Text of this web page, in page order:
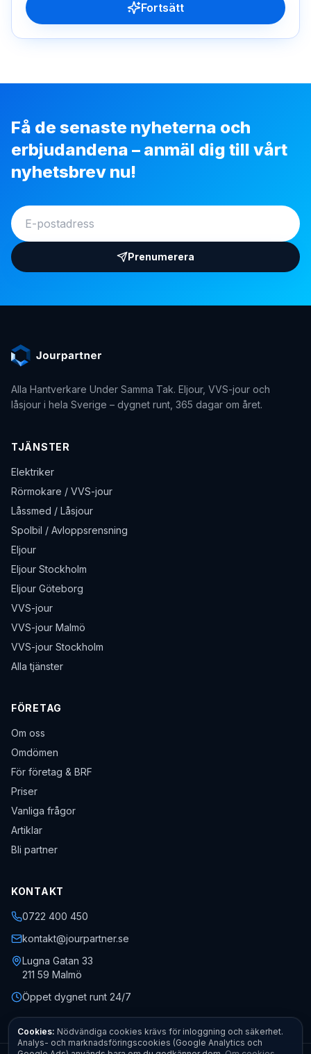
Fortsätt
Få de senaste nyheterna och
erbjudandena – anmäl dig till vårt
nyhetsbrev nu!
Prenumerera
Alla Hantverkare Under Samma Tak. Eljour, VVS-jour och
låsjour i hela Sverige – dygnet runt, 365 dagar om året.
TJÄNSTER
Elektriker
Rörmokare / VVS-jour
Låssmed / Låsjour
Spolbil / Avloppsrensning
Eljour
Eljour Stockholm
Eljour Göteborg
VVS-jour
VVS-jour Malmö
VVS-jour Stockholm
Alla tjänster
FÖRETAG
Om oss
Omdömen
För företag & BRF
Priser
Vanliga frågor
Artiklar
Bli partner
KONTAKT
0722 400 450
kontakt@jourpartner.se
Lugna Gatan 33
211 59 Malmö
Öppet dygnet runt 24/7
Cookies: Nödvändiga cookies krävs för inloggning och säkerhet.
Analys- och marknadsföringscookies (Google Analytics och